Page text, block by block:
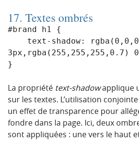
17. Textes ombrés
#brand h1 {
3px,rgba(255,255,255,0.7)
La propriété text-shadowapplique
sur les textes. L’utilisation
un effet de transparence pour
fondre dans la page. Ici, deux
sont appliquées : une vers le haut